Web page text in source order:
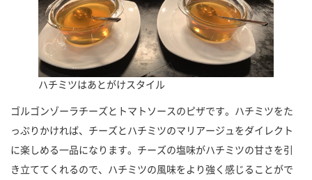
ハチミツはあとがけスタイル
ゴルゴンゾーラチーズとトマトソースのピザです。ハチミツをた
っぷりかければ、チーズとハチミツのマリアージュをダイレクト
に楽しめる一品になります。チーズの塩味がハチミツの甘さを引
き立ててくれるので、ハチミツの風味をより強く感じることがで